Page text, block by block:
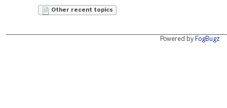
Other recent topics
Powered by FogBugz